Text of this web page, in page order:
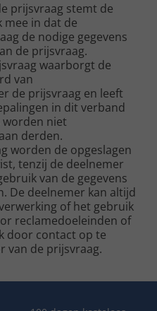
prijsvraag stemt de
in dat de
de nodige gegevens
de prijsvraag.
waarborgt de
van
de prijsvraag en leeft
in dit verband
worden niet
derden.
worden de opgeslagen
tenzij de deelnemer
van de gegevens
De deelnemer kan altijd
of het gebruik
reclamedoeleinden of
door contact op te
van de prijsvraag.